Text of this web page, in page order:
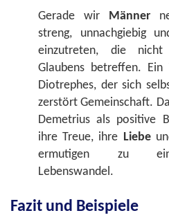
Gerade wir Männer
streng, unnachgiebig
einzutreten, die
Glaubens betreffen.
Diotrephes, der sich
zerstört Gemeinschaft.
Demetrius als positive
ihre Treue, ihre Liebe
ermutigen zu
Lebenswandel.
Fazit und Beispiele